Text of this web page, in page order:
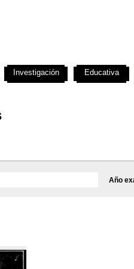
Año
Investigación Educativa